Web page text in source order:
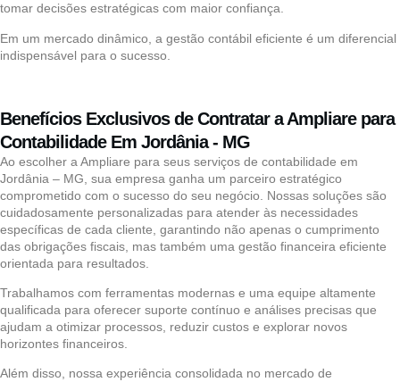
tomar decisões estratégicas com maior confiança.
Em um mercado dinâmico, a gestão contábil eficiente é um diferencial
indispensável para o sucesso.
Benefícios Exclusivos de Contratar a Ampliare para
Contabilidade Em Jordânia - MG
Ao escolher a Ampliare para seus serviços de contabilidade em
Jordânia – MG, sua empresa ganha um parceiro estratégico
comprometido com o sucesso do seu negócio. Nossas soluções são
cuidadosamente personalizadas para atender às necessidades
específicas de cada cliente, garantindo não apenas o cumprimento
das obrigações fiscais, mas também uma gestão financeira eficiente
orientada para resultados.
Trabalhamos com ferramentas modernas e uma equipe altamente
qualificada para oferecer suporte contínuo e análises precisas que
ajudam a otimizar processos, reduzir custos e explorar novos
horizontes financeiros.
Além disso, nossa experiência consolidada no mercado de